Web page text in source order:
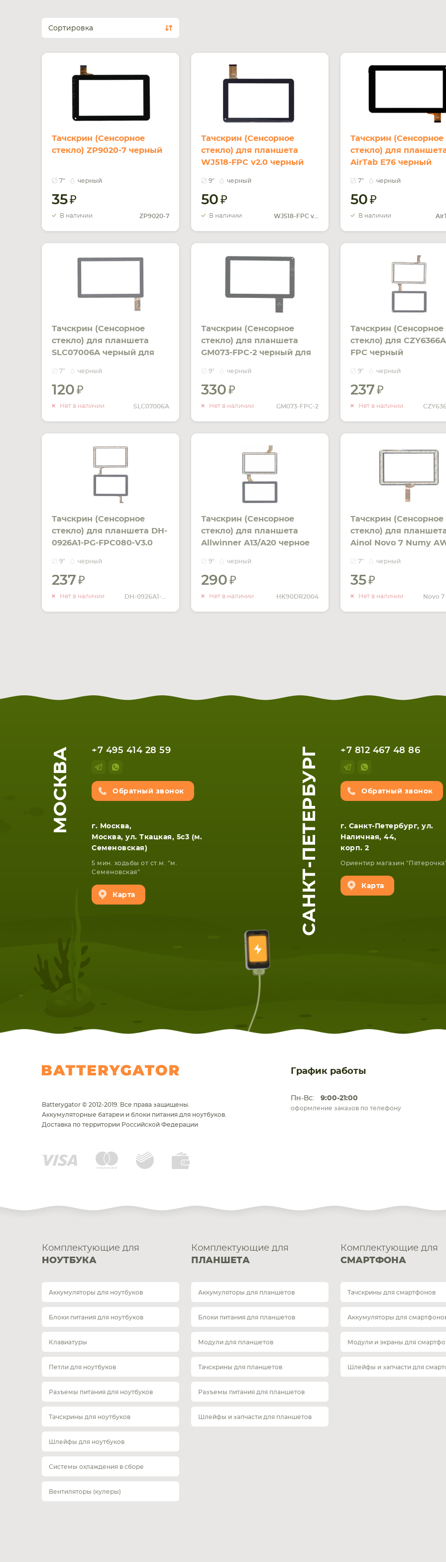
НОУТБУКА
Сортировка
Тачскрин (Сенсорное
стекло) ZP9020-7 черный
7" черный
35
В наличии ZP9020-7
Тачскрин (Сенсорное
стекло) для планшета
WJ518-FPC v2.0 черный
9" черный
50
В наличии
Тачскрин (Сенсорное
стекло) для
AirTab E76 черный
7" черный
50
В наличии
Тачскрин (Сенсорное
стекло) для планшета
SLC07006A черный для
Impad 0113, Robotek 86,
WITCOOL X5, Wexler TAB
7" черный
120
Нет в наличии SLC07006A
О НАЛИЧИИ
Тачскрин (Сенсорное
стекло) для планшета
GM073-FPC-2 черный для
ZHC-K90-093A. Шлейф: 50
pin. Размеры: 232мм х
9" черный
330
Нет в наличии GM073-FPC-2
О НАЛИЧИИ
Тачскрин (Сенсорное
стекло) для
FPC черный
9" черный
237
Нет в наличии
О
Тачскрин (Сенсорное
стекло) для планшета DH-
0926A1-PG-FPC080-V3.0
Allwinner A20, Qtek 9042,
China Tab 9, Ployer
9" черный
237
Нет в наличии
О НАЛИЧИИ
Тачскрин (Сенсорное
стекло) для планшета
Allwinner A13/A20 черное
9" черный
290
Нет в наличии HK90DR2004
О НАЛИЧИИ
Тачскрин (Сенсорное
стекло) для
Ainol Novo 7 Numy
7" черный
35
Нет в наличии
О
МОСКВА +7 495 414 28 59
Обратный звонок
г. Москва,
Москва, ул. Ткацкая, 5с3 (м.
Семеновская)
5 мин. ходьбы от ст.м. “м.
Семеновская”
Карта САНКТ-ПЕТЕРБУРГ +7 812 467 48 86
Обратный звонок
г. Санкт-Петербург, ул.
Наличная, 44,
корп. 2
Ориентир магазин
Карта
График работы
Пн-Вс: 9:00-21:00
оформление заказов по телефону
Batterygator © 2012-2019. Все права защищены.
Аккумуляторные батареи и блоки питания для ноутбуков.
Доставка по территории Российской Федерации
Комплектующие для
НОУТБУКА
Аккумуляторы для ноутбуков
Блоки питания для ноутбуков
Клавиатуры
Петли для ноутбуков
Разъемы питания для ноутбуков
Тачскрины для ноутбуков
Шлейфы для ноутбуков
Системы охлаждения в сборе
Вентиляторы (кулеры)
Комплектующие для
ПЛАНШЕТА
Аккумуляторы для планшетов
Блоки питания для планшетов
Модули для планшетов
Тачскрины для планшетов
Разъемы питания для планшетов
Шлейфы и запчасти для планшетов
Комплектующие для
СМАРТФОНА
Тачскрины для смартфонов
Аккумуляторы для
Модули и экраны для
Шлейфы и запчасти для